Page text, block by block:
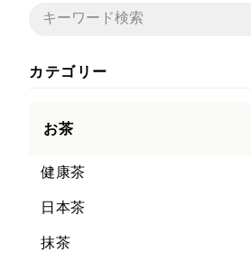
カテゴリー
お茶
健康茶
日本茶
抹茶